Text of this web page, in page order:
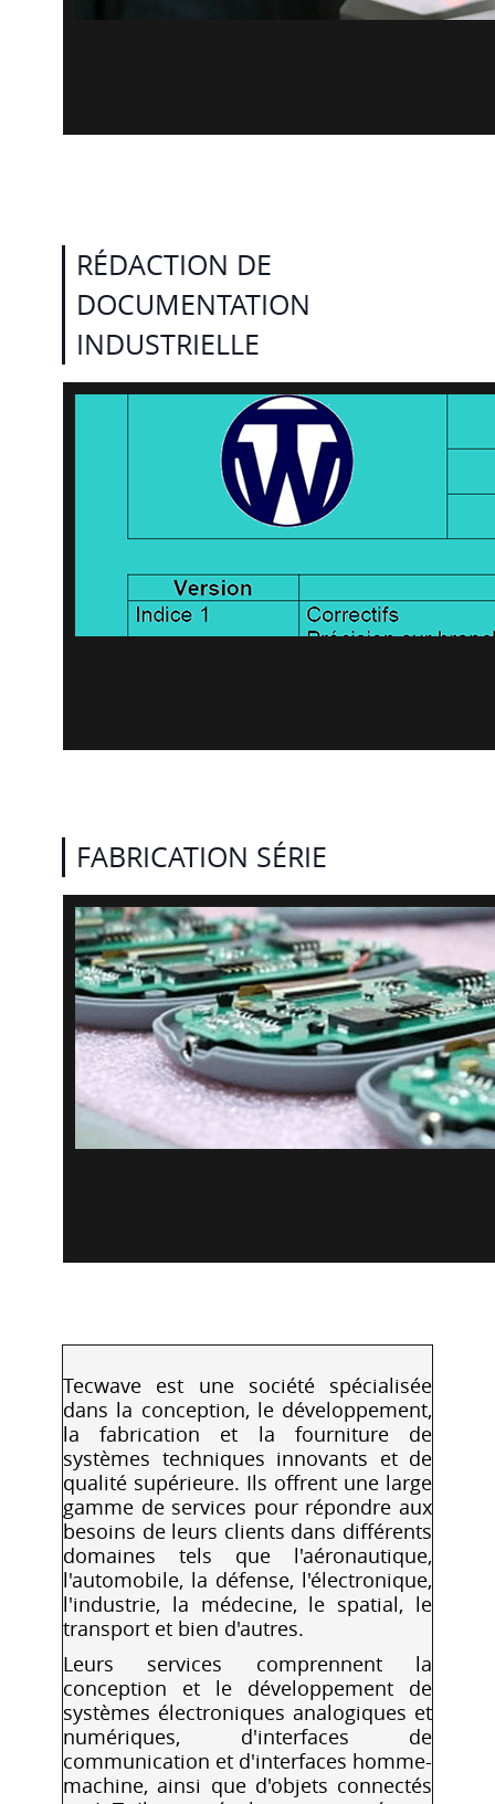
RÉDACTION DE
DOCUMENTATION
INDUSTRIELLE
FABRICATION SÉRIE
Tecwave est une société spécialisée
dans la conception, le développement,
la fabrication et la fourniture de
systèmes techniques innovants et de
qualité supérieure. Ils offrent une large
gamme de services pour répondre aux
besoins de leurs clients dans différents
domaines tels que l'aéronautique,
l'automobile, la défense, l'électronique,
l'industrie, la médecine, le spatial, le
transport et bien d'autres.
Leurs services comprennent la
conception et le développement de
systèmes électroniques analogiques et
numériques, d'interfaces de
communication et d'interfaces homme-
machine, ainsi que d'objets connectés